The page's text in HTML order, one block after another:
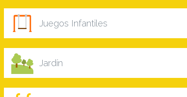
Juegos Infantiles
Jardín